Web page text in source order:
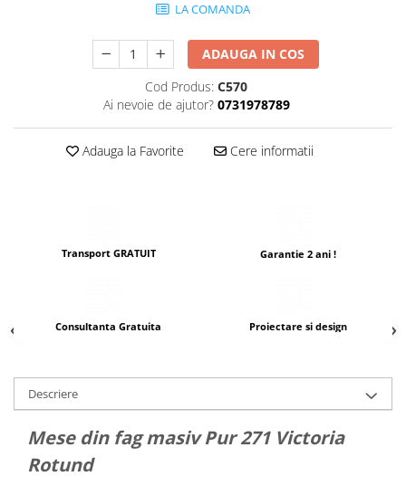
LA COMANDA
ADAUGA IN COS
Cod Produs: C570
Ai nevoie de ajutor? 0731978789
Adauga la Favorite Cere informatii
Transport GRATUIT Garantie 2 ani !
Consultanta Gratuita Proiectare si design
Descriere
Mese din fag masiv Pur 271 Victoria
Rotund